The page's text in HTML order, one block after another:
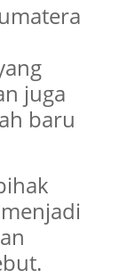
juga
baru